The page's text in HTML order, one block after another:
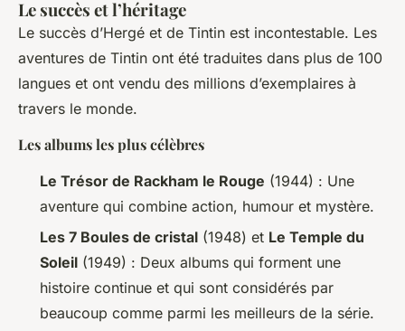
Le succès et l’héritage
Le succès d’Hergé et de Tintin est incontestable. Les
aventures de Tintin ont été traduites dans plus de 100
langues et ont vendu des millions d’exemplaires à
travers le monde.
Les albums les plus célèbres
Le Trésor de Rackham le Rouge (1944) : Une
aventure qui combine action, humour et mystère.
Les 7 Boules de cristal (1948) et Le Temple du
Soleil (1949) : Deux albums qui forment une
histoire continue et qui sont considérés par
beaucoup comme parmi les meilleurs de la série.